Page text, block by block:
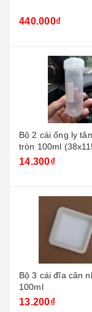
440.000₫
Bộ 2 cái ống ly tâm đáy
tròn 100ml
nắp vặn
14.300₫
Bộ 3 cái đĩa cân
100ml
13.200₫